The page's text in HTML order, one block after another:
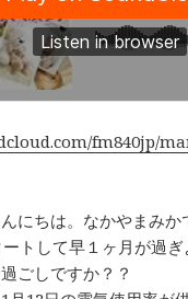
a
d
s
Li
n
k
fm840jp/
にちは。なかやまみか
トして早１ヶ月が過
ごしですか？？